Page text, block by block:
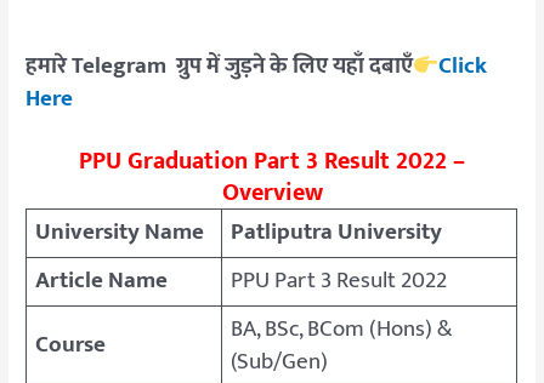
हमारे Telegram ग्रुप में जुड़ने के लिए यहाँ दबाएँ
Click
Here
PPU Graduation Part 3 Result 2022 –
Overview
University Name
Patliputra University
Article Name
PPU Part 3 Result 2022
Course
BA, BSc, BCom (Hons) &
(Sub/Gen)